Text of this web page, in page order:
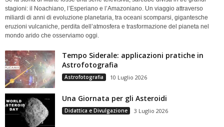
stagioni: il Noachiano, l’Esperiano e l’Amazoniano. Un viaggio attraverso
miliardi di anni di evoluzione planetaria, tra oceani scomparsi, gigantesche
eruzioni vulcaniche, perdita dell’atmosfera e trasformazione del pianeta nel
mondo arido che osserviamo oggi.
Tempo Siderale: applicazioni pratiche in
Astrofotografia
Astrofotografia 10 Luglio 2026
Una Giornata per gli Asteroidi
Didattica e Divulgazione 3 Luglio 2026